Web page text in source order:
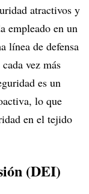
atractivos y
empleado en un
línea de defensa
vez más
es un
lo que
en el tejido
(DEI)